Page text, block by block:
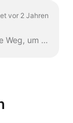
vor 2 Jahren
Der Wave.video Editor ist der einfachste Weg, um gebrandete oder transparente Elemente für Ihr Video zu erstellen oder anzupassen, benutzerdefinierte Overlays, ...